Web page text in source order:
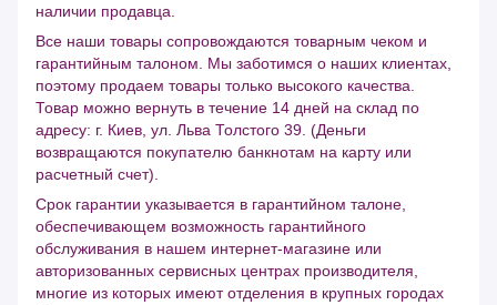
наличии продавца.
Все наши товары сопровождаются товарным чеком и
гарантийным талоном. Мы заботимся о наших клиентах,
поэтому продаем товары только высокого качества.
Товар можно вернуть в течение 14 дней на склад по
адресу: г. Киев, ул. Льва Толстого 39. (Деньги
возвращаются покупателю банкнотам на карту или
расчетный счет).
Срок гарантии указывается в гарантийном талоне,
обеспечивающем возможность гарантийного
обслуживания в нашем интернет-магазине или
авторизованных сервисных центрах производителя,
многие из которых имеют отделения в крупных городах